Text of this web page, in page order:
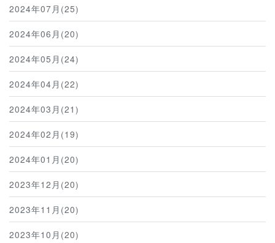
2024年07月(25)
2024年06月(20)
2024年05月(24)
2024年04月(22)
2024年03月(21)
2024年02月(19)
2024年01月(20)
2023年12月(20)
2023年11月(20)
2023年10月(20)